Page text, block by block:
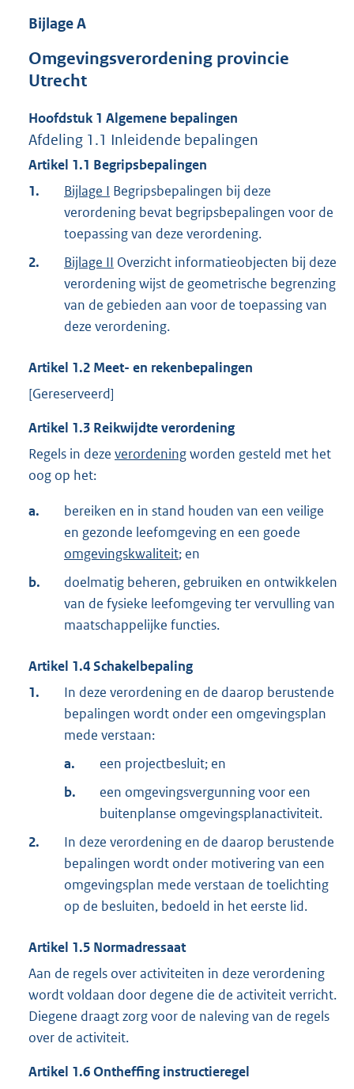
BijlageA
Omgevingsverordening provincie
Utrecht
Hoofdstuk 1 Algemene bepalingen
Afdeling 1.1 Inleidende bepalingen
Artikel 1.1 Begripsbepalingen
1.
Bijlage I Begripsbepalingen bij deze
verordening bevat begripsbepalingen voor de
toepassing van deze verordening.
2.
Bijlage II Overzicht informatieobjecten bij deze
verordening wijst de geometrische begrenzing
van de gebieden aan voor de toepassing van
deze verordening.
Artikel 1.2 Meet- en rekenbepalingen
[Gereserveerd]
Artikel 1.3 Reikwijdte verordening
Regels in deze verordeningworden gesteld met het
oog op het:
a.
bereiken en in stand houden van een veilige
en gezonde leefomgeving en een goede
omgevingskwaliteit; en
b.
doelmatig beheren, gebruiken en ontwikkelen
van de fysieke leefomgeving ter vervulling van
maatschappelijke functies.
Artikel 1.4Schakelbepaling
1.
In deze verordening en de daarop berustende
bepalingen wordt onder een omgevingsplan
mede verstaan:
a.
een projectbesluit; en
b.
een omgevingsvergunning voor een
buitenplanse omgevingsplanactiviteit.
2.
In deze verordening en de daarop berustende
bepalingen wordt onder motivering van een
omgevingsplan mede verstaan de toelichting
op de besluiten, bedoeld in het eerste lid.
Artikel 1.5 Normadressaat
Aan de regels over activiteiten in deze verordening
wordt voldaan door degene die de activiteit verricht.
Diegene draagt zorg voor de naleving van de regels
over de activiteit.
Artikel 1.6Ontheffing instructieregel